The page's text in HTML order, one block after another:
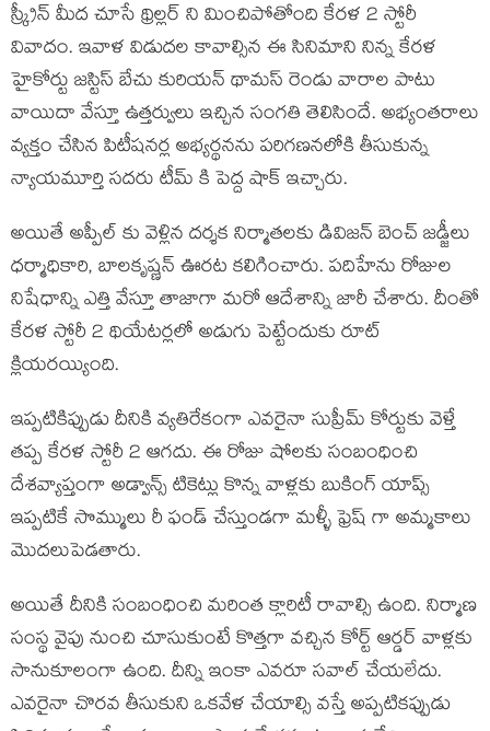
స్క్రీన్ మీద చూసే థ్రిల్లర్ ని మించిపోతోంది కేరళ 2 స్టోరీ
వివాదం. ఇవాళ విడుదల కావాల్సిన ఈ సినిమాని నిన్న కేరళ
హైకోర్టు జస్టిస్ బేచు కురియన్ థామస్ రెండు వారాల పాటు
వాయిదా వేస్తూ ఉత్తర్వులు ఇచ్చిన సంగతి తెలిసిందే. అభ్యంతరాలు
వ్యక్తం చేసిన పిటీషనర్ల అభ్యర్థనను పరిగణనలోకి తీసుకున్న
న్యాయమూర్తి సదరు టీమ్ కి పెద్ద షాక్ ఇచ్చారు.
అయితే అప్పీల్ కు వెళ్లిన దర్శక నిర్మాతలకు డివిజన్ బెంచ్ జడ్జీలు
ధర్మాధికారి, బాలకృష్ణన్ ఊరట కలిగించారు. పదిహేను రోజుల
నిషేధాన్ని ఎత్తి వేస్తూ తాజాగా మరో ఆదేశాన్ని జారీ చేశారు. దీంతో
కేరళ స్టోరీ 2 థియేటర్లలో అడుగు పెట్టేందుకు రూట్
క్లియరయ్యింది.
ఇప్పటికిప్పుడు దీనికి వ్యతిరేకంగా ఎవరైనా సుప్రీమ్ కోర్టుకు వెళ్తే
తప్ప కేరళ స్టోరీ 2 ఆగదు. ఈ రోజు షోలకు సంబంధించి
దేశవ్యాప్తంగా అడ్వాన్స్ టికెట్లు కొన్న వాళ్లకు బుకింగ్ యాప్స్
ఇప్పటికే సొమ్ములు రీ ఫండ్ చేస్తుండగా మళ్ళీ ఫ్రెష్ గా అమ్మకాలు
మొదలుపెడతారు.
అయితే దీనికి సంబంధించి మరింత క్లారిటీ రావాల్సి ఉంది. నిర్మాణ
సంస్థ వైపు నుంచి చూసుకుంటే కొత్తగా వచ్చిన కోర్ట్ ఆర్డర్ వాళ్లకు
సానుకూలంగా ఉంది. దీన్ని ఇంకా ఎవరూ సవాల్ చేయలేదు.
ఎవరైనా చొరవ తీసుకుని ఒకవేళ చేయాల్సి వస్తే అప్పటికప్పుడు